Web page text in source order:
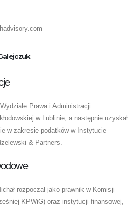
Prawa i Administracji
w Lublinie, a następnie uzyskał
w zakresie podatków w Instytucie
& Partners.
rozpoczął jako prawnik w Komisji
KPWiG) oraz instytucji finansowej,